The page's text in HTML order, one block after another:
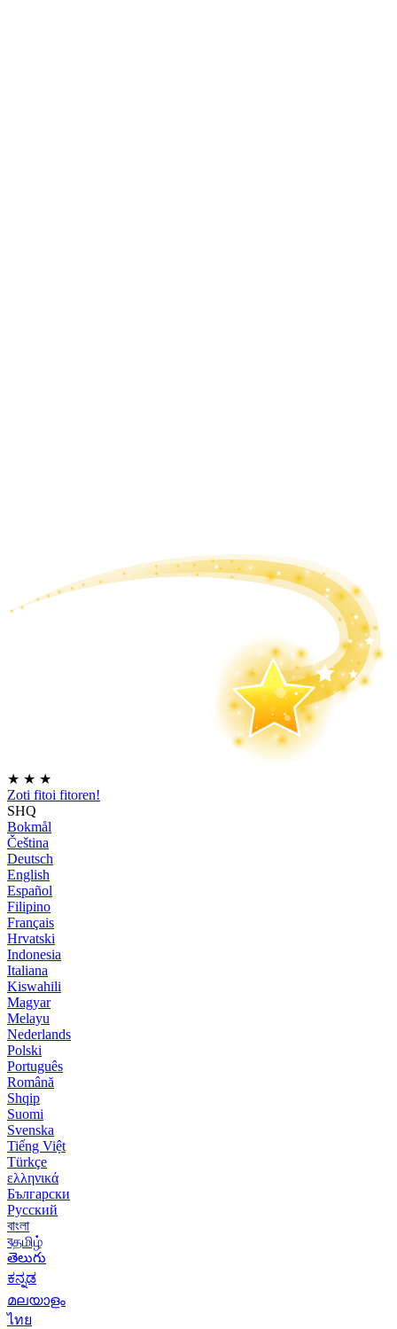
★ ★ ★
Zoti fitoi fitoren!
SHQ
Bokmål
Čeština
Deutsch
English
Español
Filipino
Français
Hrvatski
Indonesia
Italiana
Kiswahili
Magyar
Melayu
Nederlands
Polski
Português
Română
Shqip
Suomi
Svenska
Tiếng Việt
Türkçe
ελληνικά
Български
Русский
বাংলা
বதமிழ்
తెలుగు
ಕನ್ನಡ
മലയാളം
ไทย